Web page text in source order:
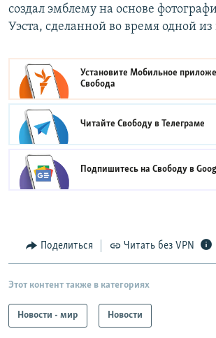
создал эмблему на основе
Уэста, сделанной во время одной
Установите Мобильное
Свобода
Читайте Свободу вТелеграме
Подпишитесь на Свободу в
Поделиться Читать без VPN
Этот контент также в категориях
Новости - мир Новости